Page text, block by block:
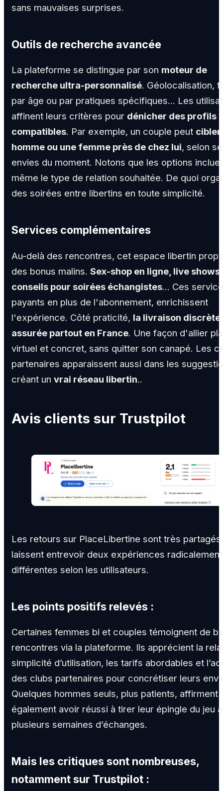
sans mauvaises surprises.
Outils de recherche avancée
La plateforme se distingue par son moteur de
recherche ultra-personnalisé. Géolocalisation,
par âge ou par pratiques spécifiques... Les
affinent leurs critères pour dénicher des profils
compatibles. Par exemple, un couple peut cibler
homme ou une femme près de chez lui, selon
envies du moment. Notons que les options
même le type de relation souhaitée. De quoi
des soirées entre libertins en toute simplicité.
Services complémentaires
Au-delà des rencontres, cet espace libertin
des bonus malins. Sex-shop en ligne, live shows
conseils pour soirées échangistes... Ces
payants en plus de l'abonnement, enrichissent
l'expérience. Côté praticité, la livraison discrète
assurée partout en France. Une façon d'allier
virtuel et concret, sans quitter son canapé. Les
partenaires apparaissent aussi dans les
créant un vrai réseau libertin..
Avis clients sur Trustpilot
Les retours sur PlaceLibertine sont très
laissent entrevoir deux expériences radicalement
différentes selon les utilisateurs.
Les points positifs relevés :
Certaines femmes bi et couples témoignent de
rencontres via la plateforme. Ils apprécient la
simplicité d’utilisation, les tarifs abordables et
des clubs partenaires pour concrétiser leurs
Quelques hommes seuls, plus patients, affirment
également avoir réussi à tirer leur épingle du jeu
plusieurs semaines d’échanges.
Mais les critiques sont nombreuses,
notamment sur Trustpilot :